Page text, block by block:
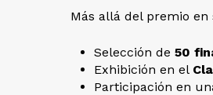
Más allá del premio
Selección de50
Exhibición en el
Participación en